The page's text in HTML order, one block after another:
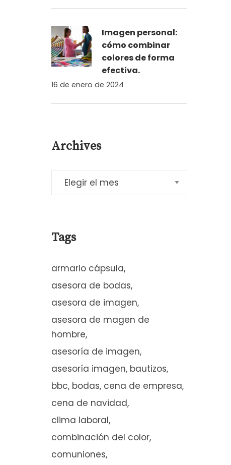
Imagen personal:
cómo combinar
colores de forma
efectiva.
16 de enero de 2024
Archives
Tags
armario cápsula
asesora de bodas
asesora de imagen
asesora de magen de
hombre
asesoría de imagen
asesoría imagen bautizos
bbc bodas cena de empresa
cena de navidad
clima laboral
combinación del color
comuniones